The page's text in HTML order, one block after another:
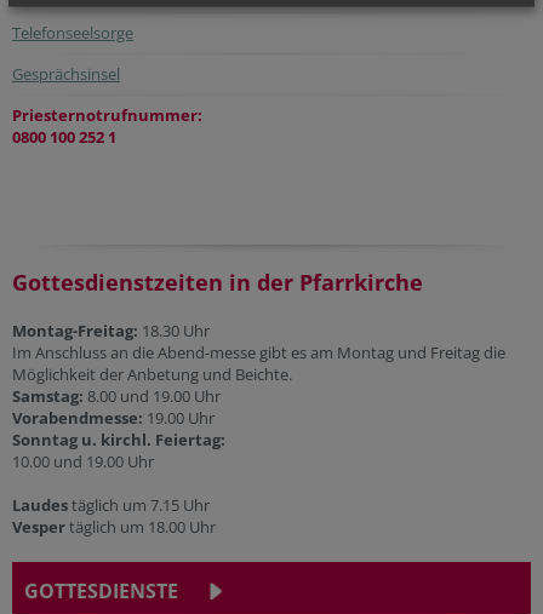
Telefonseelsorge
Gesprächsinsel
Priesternotrufnummer:
0800 100 252 1
Gottesdienstzeiten in der Pfarrkirche
Montag-Freitag: 18.30 Uhr
Im Anschluss an die Abend-messe gibt es am Montag und Freitag die
Möglichkeit der Anbetung und Beichte.
Samstag: 8.00 und 19.00 Uhr
Vorabendmesse: 19.00 Uhr
Sonntag u. kirchl. Feiertag:
10.00 und 19.00 Uhr
Laudestäglich um 7.15 Uhr
Vespertäglich um 18.00 Uhr
GOTTESDIENSTE